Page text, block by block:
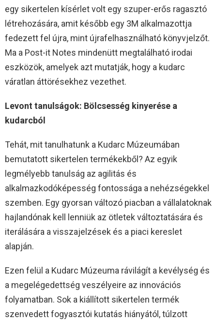
egy sikertelen kísérlet volt egy szuper-erős ragasztó
létrehozására, amit később egy 3M alkalmazottja
fedezett fel újra, mint újrafelhasználható könyvjelzőt.
Ma a Post-it Notes mindenütt megtalálható irodai
eszközök, amelyek azt mutatják, hogy a kudarc
váratlan áttörésekhez vezethet.
Levont tanulságok: Bölcsesség kinyerése a
kudarcból
Tehát, mit tanulhatunk a Kudarc Múzeumában
bemutatott sikertelen termékekből? Az egyik
legmélyebb tanulság az agilitás és
alkalmazkodóképesség fontossága a nehézségekkel
szemben. Egy gyorsan változó piacban a vállalatoknak
hajlandónak kell lenniük az ötletek változtatására és
iterálására a visszajelzések és a piaci kereslet
alapján.
Ezen felül a Kudarc Múzeuma rávilágít a kevélység és
a megelégedettség veszélyeire az innovációs
folyamatban. Sok a kiállított sikertelen termék
szenvedett fogyasztói kutatás hiányától, túlzott